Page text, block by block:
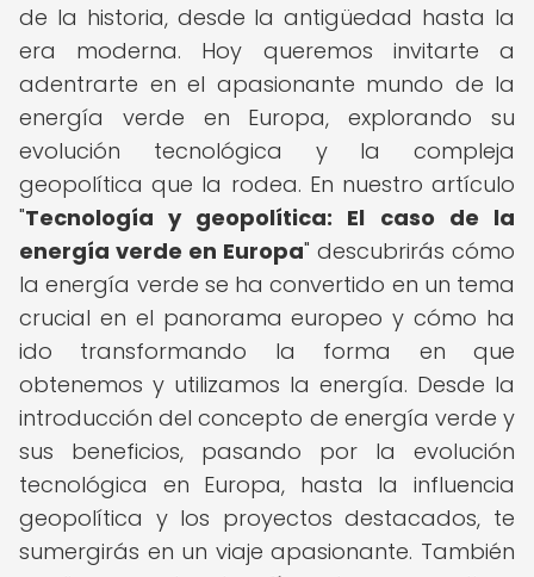
de la historia, desde la antigüedad hasta la
era moderna. Hoy queremos invitarte a
adentrarte en el apasionante mundo de la
energía verde en Europa, explorando su
evolución tecnológica y la compleja
geopolítica que la rodea. En nuestro artículo
"Tecnología y geopolítica: El caso de la
energía verde en Europa" descubrirás cómo
la energía verde se ha convertido en un tema
crucial en el panorama europeo y cómo ha
ido transformando la forma en que
obtenemos y utilizamos la energía. Desde la
introducción del concepto de energía verde y
sus beneficios, pasando por la evolución
tecnológica en Europa, hasta la influencia
geopolítica y los proyectos destacados, te
sumergirás en un viaje apasionante. También